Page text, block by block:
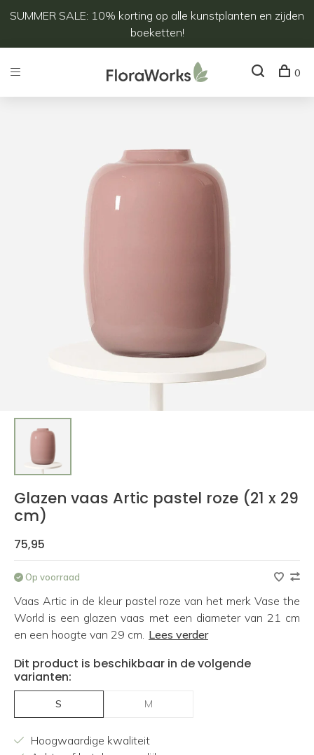
SUMMER SALE: 10% korting op alle kunstplanten en zijden
boeketten!
0
Glazen vaas Artic pastel roze (21 x 29
cm)
75,95
Op voorraad
Vaas Artic in de kleur pastel roze van het merk Vase the
World is een glazen vaas met een diameter van 21 cm
en een hoogte van 29 cm. Lees verder
Dit product is beschikbaar in de volgende
varianten:
S M
Hoogwaardige kwaliteit